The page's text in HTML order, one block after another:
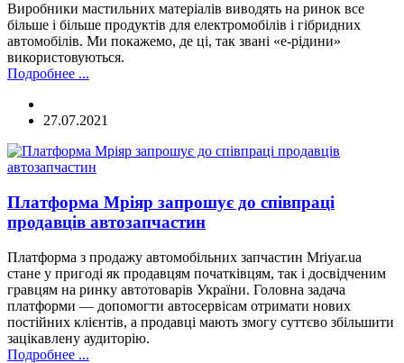
Виробники мастильних матеріалів виводять на ринок все
більше і більше продуктів для електромобілів і гібридних
автомобілів. Ми покажемо, де ці, так звані «е-рідини»
використовуються.
Подробнее ...
27.07.2021
Платформа Мріяр запрошує до співпраці
продавців автозапчастин
Платформа з продажу автомобільних запчастин Mriyar.ua
стане у пригоді як продавцям початківцям, так і досвідченим
гравцям на ринку автотоварів України. Головна задача
платформи — допомогти автосервісам отримати нових
постійних клієнтів, а продавці мають змогу суттєво збільшити
зацікавлену аудиторію.
Подробнее ...